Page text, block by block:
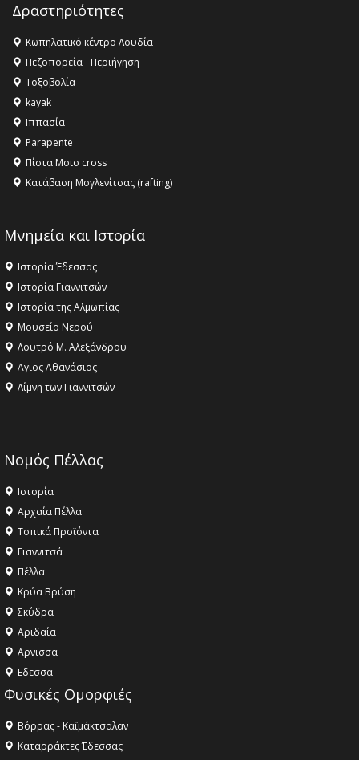
16:27 - Όλυμπος: Εντάχθηκε στον Κατάλογο Παγκόσμιας
Κληρονομιάς της UNESCO – Ομόφωνη η απόφαση Ο
Όλυμπος αναγνωρίστηκε ως φυσικό και πολιτιστικό
αγαθό εξέχουσας οικουμενικής αξίας για την
ανθρωπότητα
16:18 -
ΣΤΗΝ ΕΔΕΣΣΑ
Δραστηριότητες
Κωπηλατικό κέντρο Λουδία
Πεζοπορεία - Περιήγηση
Τοξοβολία
kayak
Ιππασία
Parapente
Πίστα Moto cross
Κατάβαση Μογλενίτσας (rafting)
Μνημεία και Ιστορία
Ιστορία Έδεσσας
Ιστορία Γιαννιτσών
Ιστορία της Αλμωπίας
Μουσείο Νερού
Λουτρό Μ. Αλεξάνδρου
Αγιος Αθανάσιος
Λίμνη των Γιαννιτσών
Νομός Πέλλας
Ιστορία
Αρχαία Πέλλα
Τοπικά Προϊόντα
Γιαννιτσά
Πέλλα
Κρύα Βρύση
Σκύδρα
Αριδαία
Aρνισσα
Eδεσσα
Φυσικές Ομορφιές
Βόρρας - Καϊμάκτσαλαν
Καταρράκτες Έδεσσας